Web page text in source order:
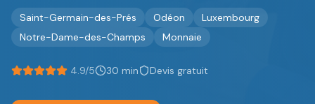
Saint-Germain-des-Prés Odéon
Luxembourg
Notre-Dame-des-Champs
Monnaie
4.9/5 30 min Devis gratuit